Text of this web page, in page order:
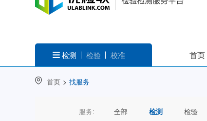
检测 检验 校准 首页
首页 > 找服务
服务: 全部 检测 检验